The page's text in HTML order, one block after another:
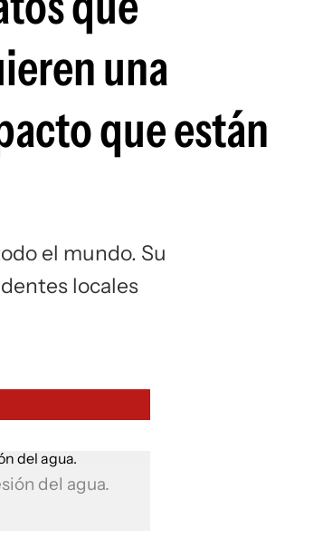
una
que están
el mundo. Su
locales
del agua.